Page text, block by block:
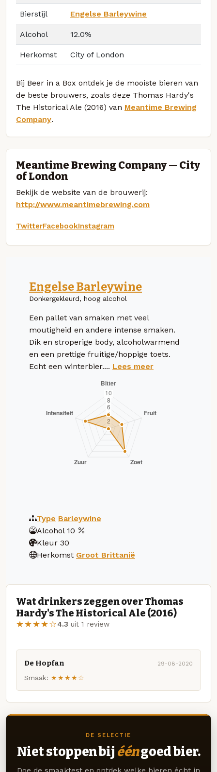
Bierstijl Engelse Barleywine
Alcohol 12.0%
Herkomst City of London
Bij Beer in a Box ontdek je de mooiste bieren van
de beste brouwers, zoals deze Thomas Hardy's
The Historical Ale (2016) van Meantime Brewing
Company.
Meantime Brewing Company — City
of London
Bekijk de website van de brouwerij:
http://www.meantimebrewing.com
TwitterFacebookInstagram
Engelse Barleywine
Donkergekleurd, hoog alcohol
Een pallet van smaken met veel
moutigheid en andere intense smaken.
Dik en stroperige body, alcoholwarmend
en een prettige fruitige/hoppige toets.
Echt een winterbier.... Lees meer
Type Barleywine
Alcohol 10
Kleur 30
Herkomst Groot Brittanië
Wat drinkers zeggen over Thomas
Hardy's The Historical Ale (2016)
★★★★☆4.3 uit 1 review
De Hopfan 29-08-2020
Smaak: ★★★★☆
DE SELECTIE
Niet stoppen bij ééngoed bier.